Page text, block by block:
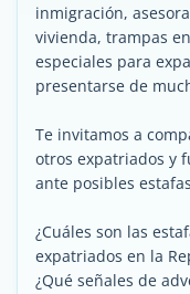
inmigración,
vivienda, trampas
especiales para
presentarse de
Te invitamos a
otros expatriados y
ante posibles
¿Cuáles son las
expatriados en la
¿Qué señales de